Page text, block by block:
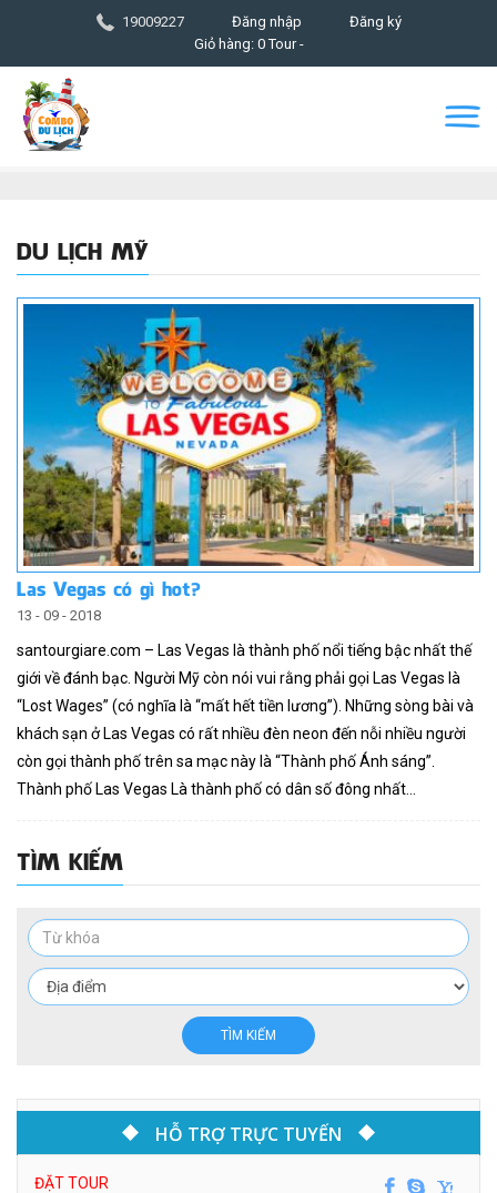
19009227 Đăng nhập
Đăng ký
Giỏ hàng: 0 Tour -
DU LỊCH MỸ
Las Vegas có gì hot?
13 - 09 - 2018
santourgiare.com – Las Vegas là thành phố nổi tiếng bậc nhất thế
giới về đánh bạc. Người Mỹ còn nói vui rằng phải gọi Las Vegas là
“Lost Wages” (có nghĩa là “mất hết tiền lương”). Những sòng bài và
khách sạn ở Las Vegas có rất nhiều đèn neon đến nỗi nhiều người
còn gọi thành phố trên sa mạc này là “Thành phố Ánh sáng”.
Thành phố Las Vegas Là thành phố có dân số đông nhất...
TÌM KIẾM
TÌM KIẾM
HỖ TRỢ TRỰC TUYẾN
ĐẶT TOUR